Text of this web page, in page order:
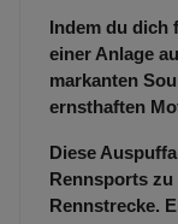
Indem du
einer Anlage
markanten
ernsthaften
Diese
Rennsports
Rennstrecke.